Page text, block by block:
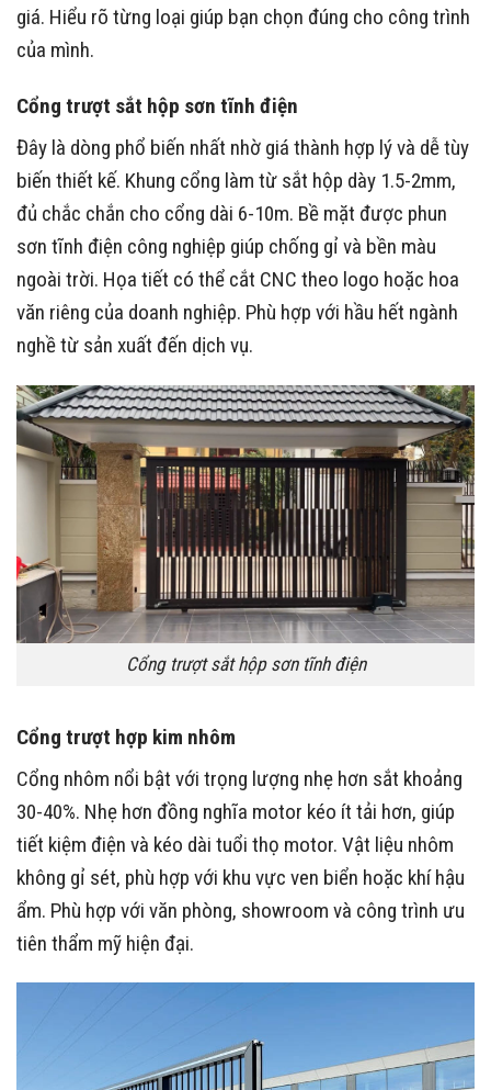
giá. Hiểu rõ từng loại giúp bạn chọn đúng cho công trình
của mình.
Cổng trượt sắt hộp sơn tĩnh điện
Đây là dòng phổ biến nhất nhờ giá thành hợp lý và dễ tùy
biến thiết kế. Khung cổng làm từ sắt hộp dày 1.5-2mm,
đủ chắc chắn cho cổng dài 6-10m. Bề mặt được phun
sơn tĩnh điện công nghiệp giúp chống gỉ và bền màu
ngoài trời. Họa tiết có thể cắt CNC theo logo hoặc hoa
văn riêng của doanh nghiệp. Phù hợp với hầu hết ngành
nghề từ sản xuất đến dịch vụ.
Cổng trượt sắt hộp sơn tĩnh điện
Cổng trượt hợp kim nhôm
Cổng nhôm nổi bật với trọng lượng nhẹ hơn sắt khoảng
30-40%. Nhẹ hơn đồng nghĩa motor kéo ít tải hơn, giúp
tiết kiệm điện và kéo dài tuổi thọ motor. Vật liệu nhôm
không gỉ sét, phù hợp với khu vực ven biển hoặc khí hậu
ẩm. Phù hợp với văn phòng, showroom và công trình ưu
tiên thẩm mỹ hiện đại.